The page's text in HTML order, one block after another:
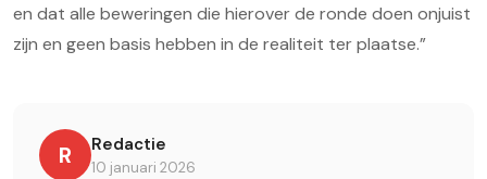
en dat alle beweringen die hierover de ronde doen onjuist
zijn en geen basis hebben in de realiteit ter plaatse.”
R Redactie
10 januari 2026